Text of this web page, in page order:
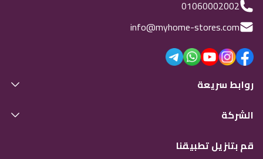
01060002002
info@myhome-stores.com
روابط سريعة
الشركة
قم بتنزيل تطبيقنا